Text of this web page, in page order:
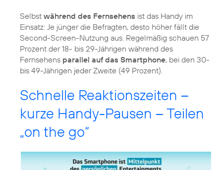
Selbst während des Fernsehens ist das Handy im
Einsatz: Je jünger die Befragten, desto höher fällt die
Second-Screen-Nutzung aus. Regelmäßig schauen 57
Prozent der 18- bis 29-Jährigen während des
Fernsehens parallel auf das Smartphone, bei den 30-
bis 49-Jährigen jeder Zweite (49 Prozent).
Schnelle Reaktionszeiten –
kurze Handy-Pausen – Teilen
„on the go“